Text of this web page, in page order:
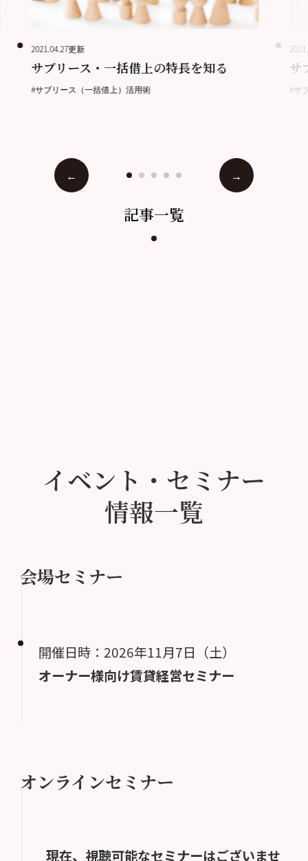
2021.04.27更新
サブリース・一括借上の特長を知る
#サブリース（一括借上）活用術
サ
#サ
記事一覧
イベント・セミナー
情報一覧
会場セミナー
開催日時：2026年11月7日（土）
オーナー様向け賃貸経営セミナー
オンラインセミナー
現在、視聴可能なセミナーはございませ